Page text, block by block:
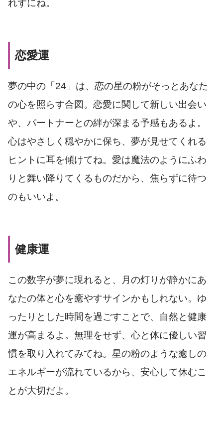
れずにね。
恋愛運
夢の中の「24」は、恋の星の粉がそっとあなた
の心を照らす合図。恋愛に関して新しい出会い
や、パートナーとの絆が深まる予感もあるよ。
心はやさしく穏やかに保ち、夢が見せてくれる
ヒントに耳を傾けてね。愛は魔法のようにふわ
りと舞い降りてくるものだから、焦らずに待つ
のもいいよ。
健康運
この数字が夢に現れると、月の灯りが静かにあ
なたの体と心を癒やすサインかもしれない。ゆ
ったりとした時間を過ごすことで、自然と健康
運が高まるよ。無理をせず、心と体に優しい習
慣を取り入れてみてね。星の粉のような癒しの
エネルギーが流れているから、安心して休むこ
とが大切だよ。